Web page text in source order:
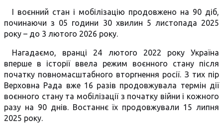
І воєнний стан і мобілізацію продовжено на 90 діб,
починаючи з 05 години 30 хвилин 5 листопада 2025
року – до 3 лютого 2026 року.
Нагадаємо, вранці 24 лютого 2022 року Україна
вперше в історії ввела режим воєнного стану після
початку повномасштабного вторгнення росії. З тих пір
Верховна Рада вже 16 разів продовжувала термін дії
воєнного стану та мобілізації з початку війни і кожного
разу на 90 днів. Востаннє їх продовжували 15 липня
2025 року.